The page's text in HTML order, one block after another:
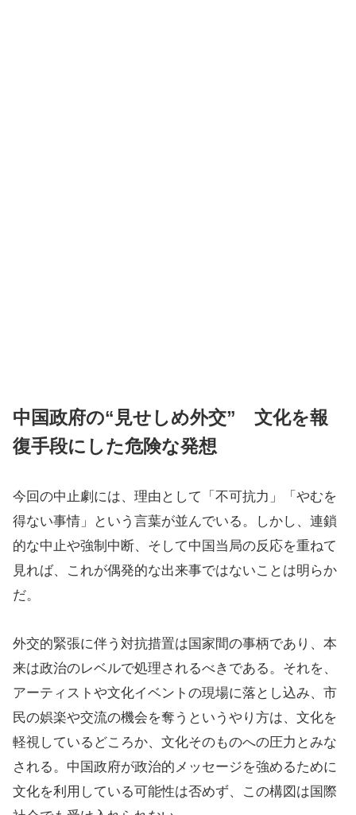
中国政府の“見せしめ外交” 文化を報
復手段にした危険な発想
今回の中止劇には、理由として「不可抗力」「やむを
得ない事情」という言葉が並んでいる。しかし、連鎖
的な中止や強制中断、そして中国当局の反応を重ねて
見れば、これが偶発的な出来事ではないことは明らか
だ。
外交的緊張に伴う対抗措置は国家間の事柄であり、本
来は政治のレベルで処理されるべきである。それを、
アーティストや文化イベントの現場に落とし込み、市
民の娯楽や交流の機会を奪うというやり方は、文化を
軽視しているどころか、文化そのものへの圧力とみな
される。中国政府が政治的メッセージを強めるために
文化を利用している可能性は否めず、この構図は国際